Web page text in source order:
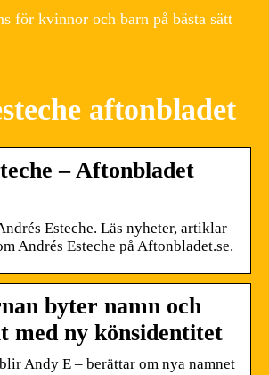
för kvinnor och barn på bästa sätt
aftonbladet
– Aftonbladet
Esteche. Läs nyheter, artiklar
Andrés Esteche på Aftonbladet.se.
byter namn och
med ny könsidentitet
Andy E – berättar om nya namnet